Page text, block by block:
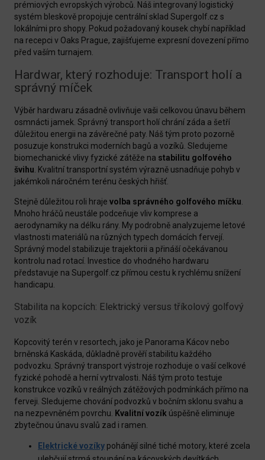
prémiových evropských výrobců. Náš integrovaný logistický
systém bleskově propojuje centrální sklad Supergolf.cz s
lokálními pro shopy. Pokud požadovaný kousek chybí například
na recepci v Oaks Prague, zajišťujeme expresní dovezení přímo
před vaším turnajem.
Hardwar, který rozhoduje: Transport holí a
správný míček
Výběr hardwaru zásadně ovlivňuje vaši celkovou únavu během
osmnácti jamek. Správný transport holí chrání záda a šetří
důležitou energii na závěrečné paty. Náš tým proto pozorně
posuzuje konstrukci moderních bagů a vozíků. Sledujeme
biomechanické vlivy fyzické zátěže na stabilitu golfového
švihu. Kvalitní transportní systém výrazně usnadňuje pohyb v
jakémkoli náročném terénu českých hřišť.
Stejně důležitou roli hraje volba správného golfového míčku.
Mnoho hráčů neustále podceňuje vliv komprese a
aerodynamiky na délku rány. My podrobně analyzujeme letové
vlastnosti materiálů na různých typech domácích fervejí.
Správný model stabilizuje trajektorii a přináší očekávanou
kontrolu nad rotací. Investice do vhodného hardwaru
představuje na Supergolf.cz přímou cestu k rychlému snížení
handicapu.
Stabilita na kopcích: Elektrický versus tříkolový golfový
vozík
Kopcovitý terén v resortech, jako je Panorama Kácov nebo
brněnská Kaskáda, důkladně prověří stabilitu každého
podvozku. Správný transport výstroje rozhoduje o vaší celkové
fyzické pohodě a herní vytrvalosti. Náš tým proto testuje
konstrukce vozíků v reálných zátěžových podmínkách přímo na
ferveji. Sledujeme chování podvozků v bočním sklonu svahu a
na nezpevněném povrchu.
Kvalitní vozík úspěšně eliminuje
zbytečnou únavu svalů zad i ramen.
Elektrické vozíky pohánějí silné tiché motory, které zcela